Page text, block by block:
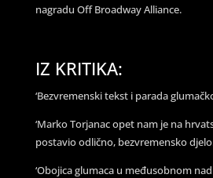
nagradu Off Broadway Alliance.
IZ KRITIKA:
‘Bezvremenski tekst i parada
‘Marko Torjanac opet nam je na
postavio odlično, bezvremensko
‘Obojica glumaca u međusobnom